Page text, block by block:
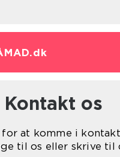
dk
Kontakt os
at komme i
til os eller skrive til